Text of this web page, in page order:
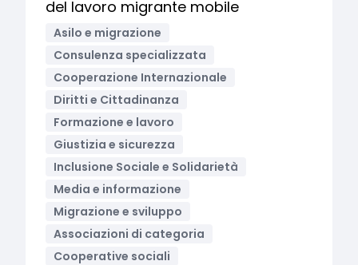
del lavoro migrante mobile
Asilo e migrazione
Consulenza specializzata
Cooperazione Internazionale
Diritti e Cittadinanza
Formazione e lavoro
Giustizia e sicurezza
Inclusione Sociale e Solidarietà
Media e informazione
Migrazione e sviluppo
Associazioni di categoria
Cooperative sociali